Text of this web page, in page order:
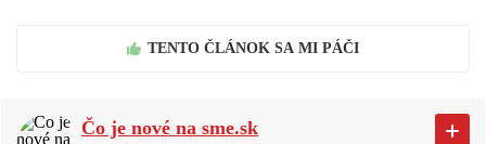
TENTO ČLÁNOK SA MI PÁČI
Čo je nové na sme.sk